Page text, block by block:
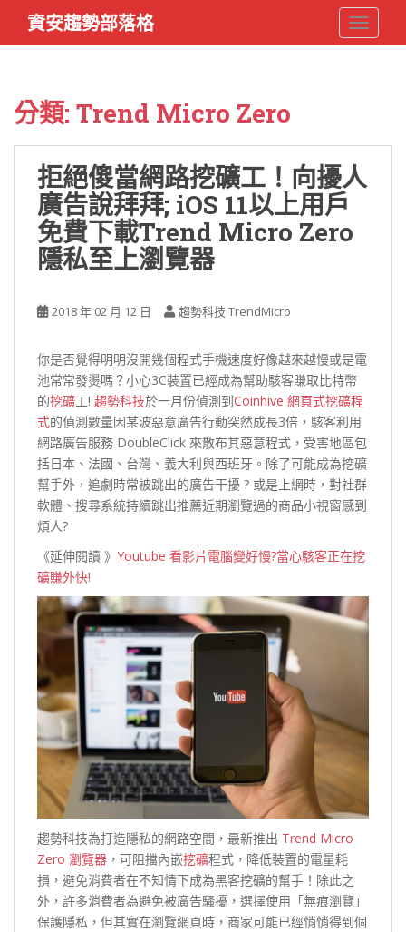
i
資安趨勢部落格
分類: Trend Micro Zero
拒絕傻當網路挖礦工！向擾人
廣告說拜拜; iOS 11以上用戶
免費下載Trend Micro Zero
隱私至上瀏覽器
2018 年 02 月 12 日 趨勢科技 TrendMicro
你是否覺得明明沒開幾個程式手機速度好像越來越慢或是電
池常常發燙嗎？小心3C裝置已經成為幫助駭客賺取比特幣
的挖礦工! 趨勢科技於一月份偵測到Coinhive 網頁式挖礦程
式的偵測數量因某波惡意廣告行動突然成長3倍，駭客利用
網路廣告服務 DoubleClick 來散布其惡意程式，受害地區包
括日本、法國、台灣、義大利與西班牙。除了可能成為挖礦
幫手外，追劇時常被跳出的廣告干擾 ? 或是上網時，對社群
軟體、搜尋系統持續跳出推薦近期瀏覽過的商品小視窗感到
煩人?
《延伸閱讀 》 Youtube 看影片電腦變好慢?當心駭客正在挖
礦賺外快!
趨勢科技為打造隱私的網路空間，最新推出 Trend Micro
Zero 瀏覽器 ，可阻擋內嵌挖礦程式，降低裝置的電量耗
損，避免消費者在不知情下成為黑客挖礦的幫手！除此之
外，許多消費者為避免被廣告騷擾，選擇使用「無痕瀏覽」
保護隱私，但其實在瀏覽網頁時，商家可能已經悄悄得到個